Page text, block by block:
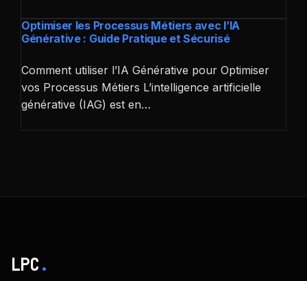
Optimiser les Processus Métiers avec l’IA
Générative : Guide Pratique et Sécurisé
Comment utiliser l’IA Générative pour Optimiser
vos Processus Métiers L’intelligence artificielle
générative (IAG) est en…
LPC.